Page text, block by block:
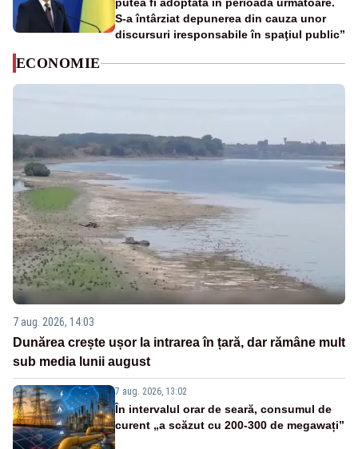
S-a întârziat depunerea din cauza unor
discursuri iresponsabile în spaţiul public”
ECONOMIE
7 aug. 2026, 14:03
Dunărea crește ușor la intrarea în țară, dar rămâne mult
sub media lunii august
7 aug. 2026, 13:02
În intervalul orar de seară, consumul de
curent „a scăzut cu 200-300 de megawați”